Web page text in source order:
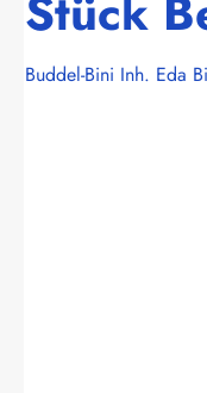
Buddel-Bini Inh. Eda